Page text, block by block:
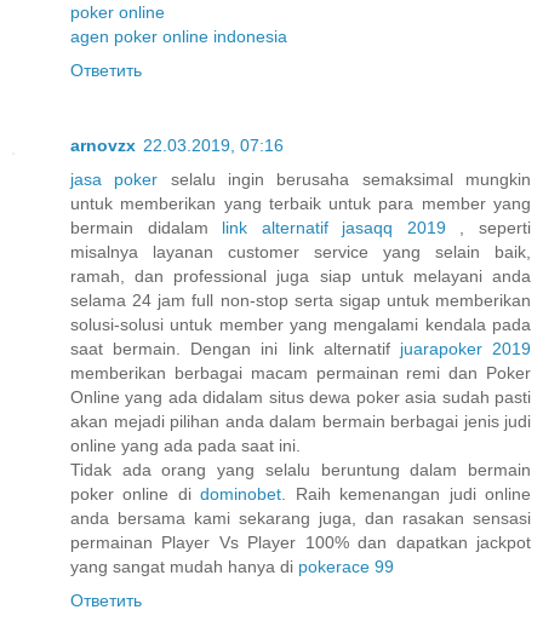
poker online
agen poker online indonesia
Ответить
arnovzx 22.03.2019, 07:16
jasa poker selalu ingin berusaha semaksimal mungkin
untuk memberikan yang terbaik untuk para member yang
bermain didalam link alternatif jasaqq 2019, seperti
misalnya layanan customer service yang selain baik,
ramah, dan professional juga siap untuk melayani anda
selama 24 jam full non-stop serta sigap untuk memberikan
solusi-solusi untuk member yang mengalami kendala pada
saat bermain. Dengan ini link alternatif juarapoker 2019
memberikan berbagai macam permainan remi dan Poker
Online yang ada didalam situs dewa poker asia sudah pasti
akan mejadi pilihan anda dalam bermain berbagai jenis judi
online yang ada pada saat ini.
Tidak ada orang yang selalu beruntung dalam bermain
poker online didominobet . Raih kemenangan judi online
anda bersama kami sekarang juga, dan rasakan sensasi
permainan Player Vs Player 100% dan dapatkan jackpot
yang sangat mudah hanya di pokerace 99
Ответить